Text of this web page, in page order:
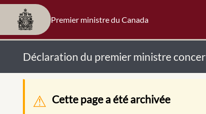
Premier ministre du Canada
Déclaration du premier ministre
Message d'avertissement
Cette page a été archivée